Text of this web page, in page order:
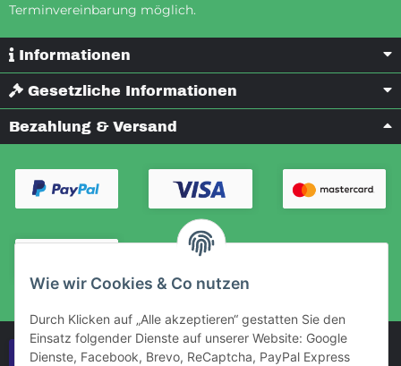
Wie wir Cookies & Co nutzen
Durch Klicken auf „Alle akzeptieren“ gestatten Sie den
Einsatz folgender Dienste auf unserer Website: Google
Dienste, Facebook, Brevo, ReCaptcha, PayPal Express
Terminvereinbarung möglich.
Informationen
Gesetzliche Informationen
Bezahlung & Versand
Vertrag widerrufen